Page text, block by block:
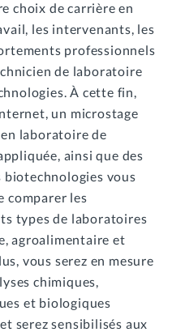
choix de carrière en
les intervenants, les
professionnels
de laboratoire
À cette fin,
un microstage
laboratoire de
ainsi que des
biotechnologies vous
comparer les
types de laboratoires
agroalimentaire et
vous serez en mesure
chimiques,
et biologiques
serez sensibilisés aux